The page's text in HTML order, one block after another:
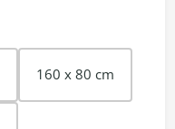
160 x 80 cm